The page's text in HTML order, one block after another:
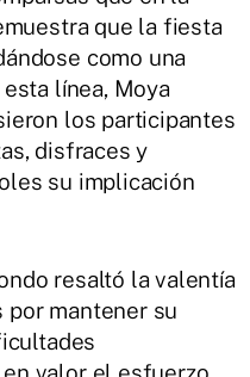
que la fiesta
como una
línea, Moya
los participantes
disfraces y
su implicación
resaltó la valentía
por mantener su